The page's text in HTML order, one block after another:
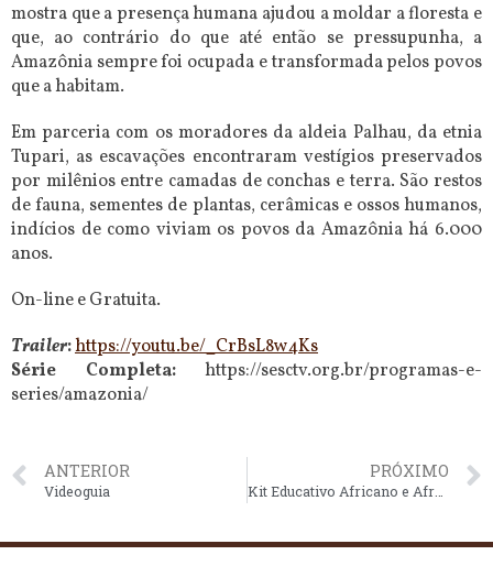
mostra que a presença humana ajudou a moldar a floresta e
que, ao contrário do que até então se pressupunha, a
Amazônia sempre foi ocupada e transformada pelos povos
que a habitam.
Em parceria com os moradores da aldeia Palhau, da etnia
Tupari, as escavações encontraram vestígios preservados
por milênios entre camadas de conchas e terra. São restos
de fauna, sementes de plantas, cerâmicas e ossos humanos,
indícios de como viviam os povos da Amazônia há 6.000
anos.
On-line e Gratuita.
Trailer:https://youtu.be/_CrBsL8w4Ks
Série Completa:https://sesctv.org.br/programas-e-
series/amazonia/
ANTERIOR
Videoguia
PRÓXIMO
Kit Educativo Africano e Afro-Brasileiro